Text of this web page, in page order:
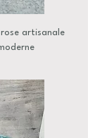
artisanale